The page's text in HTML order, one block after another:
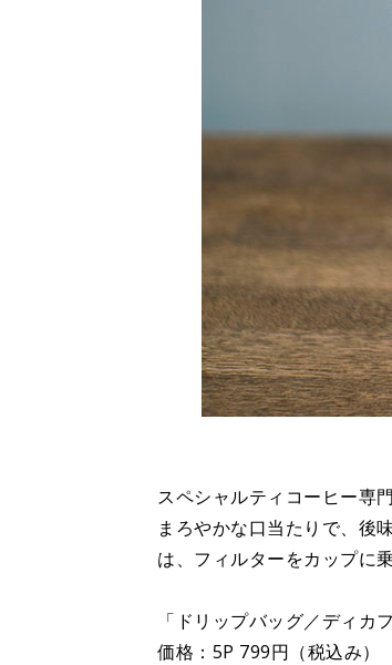
スペシャルティコーヒー専
まろやかな口当たりで、
は、フィルターをカップに
「ドリップバッグ／ディカフ
価格：5P 799円（税込み）